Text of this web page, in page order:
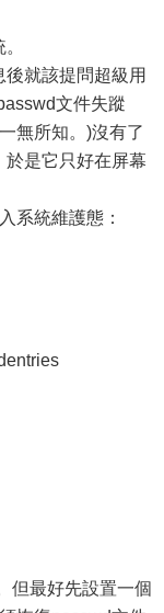
就該提問超級用
文件失蹤
無所知。)沒有了
是它只好在屏幕
系統維護態：
但最好先設置一個